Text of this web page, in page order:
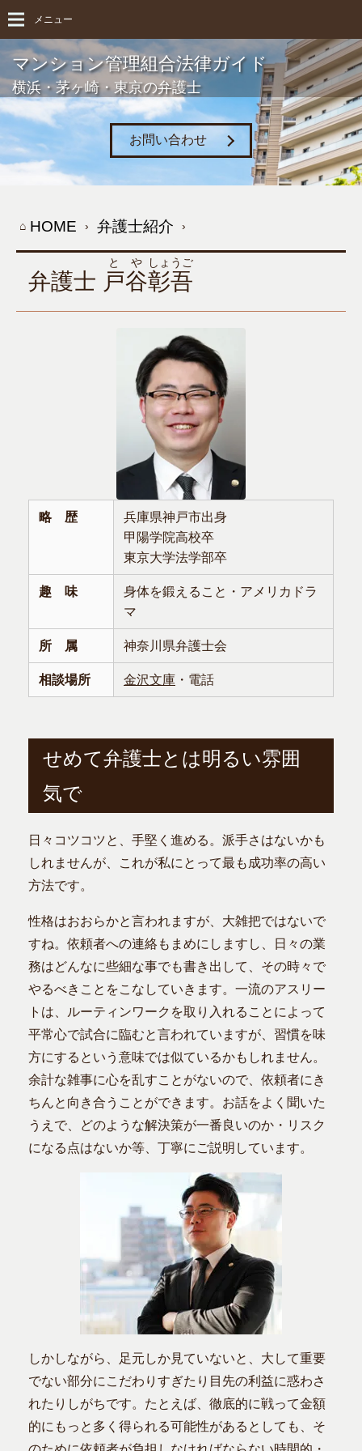
マンション管理組合法律ガイド
横浜・茅ヶ崎・東京の弁護士
お問い合わせ
メニュー
HOME 弁護士紹介
弁護士 戸谷
とや
彰吾
しょうご
略 歴
兵庫県神戸市出身
甲陽学院高校卒
東京大学法学部卒
趣 味
身体を鍛えること・アメリカドラ
マ
所 属 神奈川県弁護士会
相談場所 金沢文庫 ・電話
せめて弁護士とは明るい雰囲
気で
日々コツコツと、手堅く進める。派手さはないかも
しれませんが、これが私にとって最も成功率の高い
方法です。
性格はおおらかと言われますが、大雑把ではないで
すね。依頼者への連絡もまめにしますし、日々の業
務はどんなに些細な事でも書き出して、その時々で
やるべきことをこなしていきます。一流のアスリー
トは、ルーティンワークを取り入れることによって
平常心で試合に臨むと言われていますが、習慣を味
方にするという意味では似ているかもしれません。
余計な雑事に心を乱すことがないので、依頼者にき
ちんと向き合うことができます。お話をよく聞いた
うえで、どのような解決策が一番良いのか・リスク
になる点はないか等、丁寧にご説明しています。
しかしながら、足元しか見ていないと、大して重要
でない部分にこだわりすぎたり目先の利益に惑わさ
れたりしがちです。たとえば、徹底的に戦って金額
的にもっと多く得られる可能性があるとしても、そ